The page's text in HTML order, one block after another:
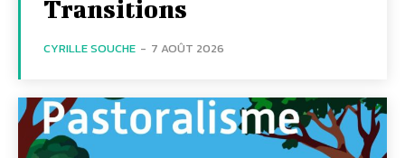
Transitions
CYRILLE SOUCHE - 7 AOÛT 2026